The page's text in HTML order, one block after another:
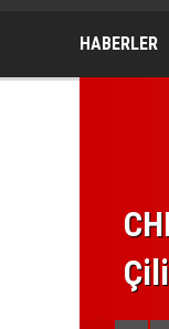
HABERLER